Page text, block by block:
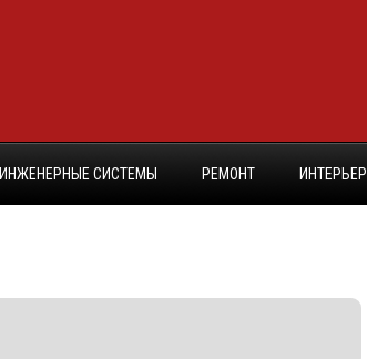
ИНЖЕНЕРНЫЕ СИСТЕМЫ РЕМОНТ ИНТЕРЬЕР